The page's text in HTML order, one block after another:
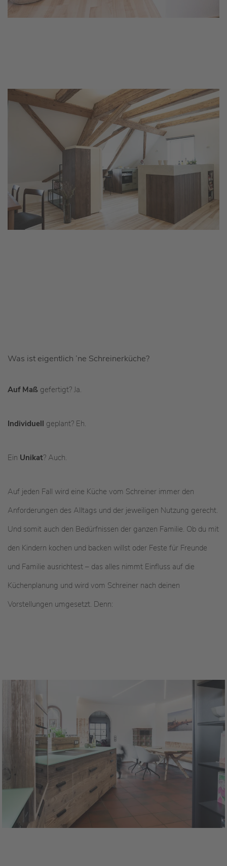
Was ist eigentlich ’ne Schreinerküche?
Auf Maß gefertigt? Ja.
Individuell geplant? Eh.
Ein Unikat? Auch.
Auf jeden Fall wird eine Küche vom Schreiner immer den
Anforderungen des Alltags und der jeweiligen Nutzung gerecht.
Und somit auch den Bedürfnissen der ganzen Familie. Ob du mit
den Kindern kochen und backen willst oder Feste für Freunde
und Familie ausrichtest – das alles nimmt Einfluss auf die
Küchenplanung und wird vom Schreiner nach deinen
Vorstellungen umgesetzt. Denn: